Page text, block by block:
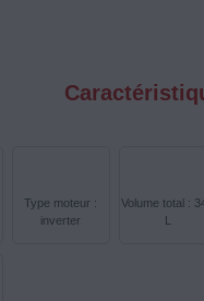
Type moteur :
inverter
Volume total :
L